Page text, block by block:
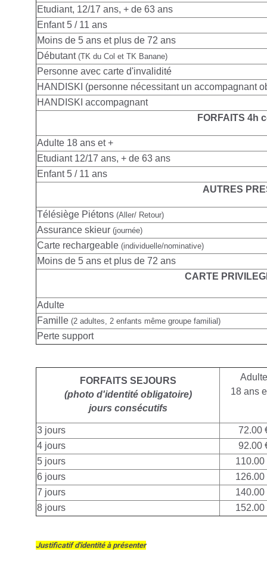
Etudiant, 12/17 ans, + de 63 ans
Enfant 5 / 11 ans
Moins de 5 ans et plus de 72 ans
Débutant (TK du Col et TK Banane)
Personne avec carte d'invalidité
HANDISKI (personne nécessitant un accompagnant
HANDISKI accompagnant
FORFAITS 4h
Adulte 18 ans et +
Etudiant 12/17 ans, + de 63 ans
Enfant 5 / 11 ans
AUTRES
Télésiège Piétons (Aller/ Retour)
Assurance skieur (journée)
Carte rechargeable (individuelle/nominative)
Moins de 5 ans et plus de 72 ans
CARTE
Adulte
Famille (2 adultes, 2 enfants même groupe familial)
Perte support
FORFAITS SEJOURS
(photo d'identité obligatoire)
jours consécutifs
Adulte
18 ans
3 jours
72.00
4 jours
92.00
5 jours
110.00
6 jours
126.00
7 jours
140.00
8 jours
152.00
Justificatif d'identité à présenter